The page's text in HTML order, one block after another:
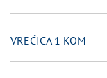
VREĆICA 1 KOM